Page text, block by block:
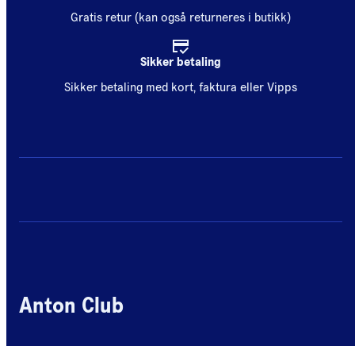
Gratis retur (kan også returneres i butikk)
Sikker betaling
Sikker betaling med kort, faktura eller Vipps
Anton Club